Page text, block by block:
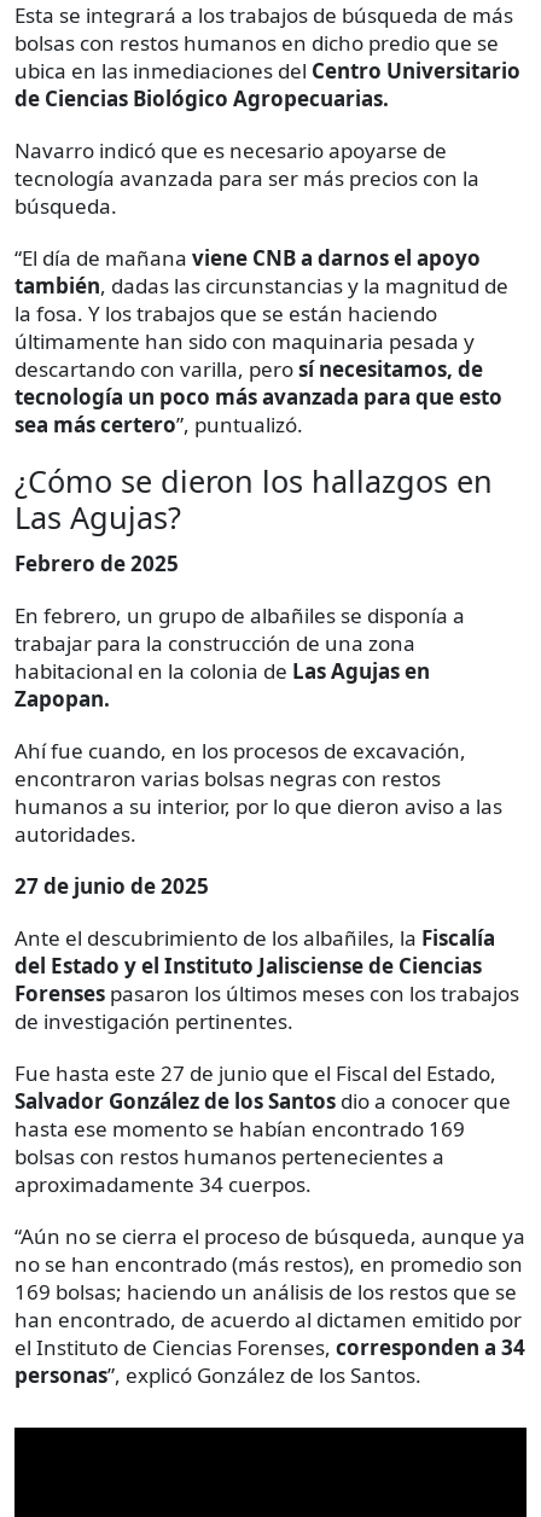
Esta se integrará a los trabajos de búsqueda de más
bolsas con restos humanos en dicho predio que se
ubica en las inmediaciones del Centro Universitario
de Ciencias Biológico Agropecuarias.
Navarro indicó que es necesario apoyarse de
tecnología avanzada para ser más precios con la
búsqueda.
“El día de mañana viene CNB a darnos el apoyo
también, dadas las circunstancias y la magnitud de
la fosa. Y los trabajos que se están haciendo
últimamente han sido con maquinaria pesada y
descartando con varilla, perosí necesitamos, de
tecnología un poco más avanzada para que esto
sea más certero”, puntualizó.
¿Cómo se dieron los hallazgos en
Las Agujas?
Febrero de 2025
En febrero, un grupo de albañiles se disponía a
trabajar para la construcción de una zona
habitacional en la colonia de Las Agujas en
Zapopan.
Ahí fue cuando, en los procesos de excavación,
encontraron varias bolsas negras con restos
humanos a su interior, por lo que dieron aviso a las
autoridades.
27 de junio de 2025
Ante el descubrimiento de los albañiles, la Fiscalía
del Estado y el Instituto Jalisciense de Ciencias
Forenses pasaron los últimos meses con los trabajos
de investigación pertinentes.
Fue hasta este 27 de junio que el Fiscal del Estado,
Salvador González de los Santos dio a conocer que
hasta ese momento se habían encontrado 169
bolsas con restos humanos pertenecientes a
aproximadamente 34 cuerpos.
“Aún no se cierra el proceso de búsqueda, aunque ya
no se han encontrado (más restos), en promedio son
169 bolsas; haciendo un análisis de los restos que se
han encontrado, de acuerdo al dictamen emitido por
el Instituto de Ciencias Forenses, corresponden a 34
personas”, explicó González de los Santos.